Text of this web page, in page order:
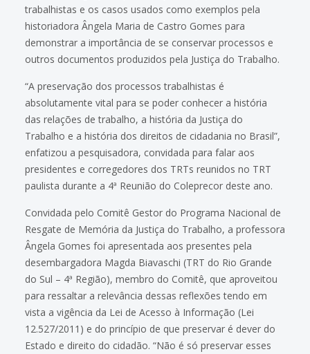
trabalhistas e os casos usados como exemplos pela
historiadora Ângela Maria de Castro Gomes para
demonstrar a importância de se conservar processos e
outros documentos produzidos pela Justiça do Trabalho.
“A preservação dos processos trabalhistas é
absolutamente vital para se poder conhecer a história
das relações de trabalho, a história da Justiça do
Trabalho e a história dos direitos de cidadania no Brasil”,
enfatizou a pesquisadora, convidada para falar aos
presidentes e corregedores dos TRTs reunidos no TRT
paulista durante a 4ª Reunião do Coleprecor deste ano.
Convidada pelo Comitê Gestor do Programa Nacional de
Resgate de Memória da Justiça do Trabalho, a professora
Ângela Gomes foi apresentada aos presentes pela
desembargadora Magda Biavaschi (TRT do Rio Grande
do Sul – 4ª Região), membro do Comitê, que aproveitou
para ressaltar a relevância dessas reflexões tendo em
vista a vigência da Lei de Acesso à Informação (Lei
12.527/2011) e do princípio de que preservar é dever do
Estado e direito do cidadão. “Não é só preservar esses